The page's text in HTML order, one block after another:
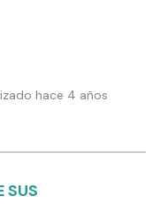
hace 4 años
SUS